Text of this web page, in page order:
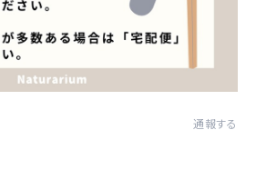
通報する